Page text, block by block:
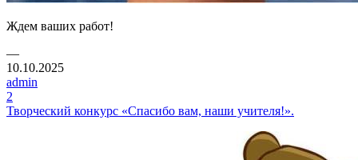
Ждем ваших работ!
—
10.10.2025
admin
2
Творческий конкурс «Спасибо вам, наши учителя!».